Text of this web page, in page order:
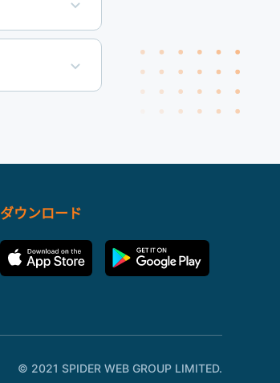
ダウンロード
© 2021 SPIDER WEB GROUP LIMITED.